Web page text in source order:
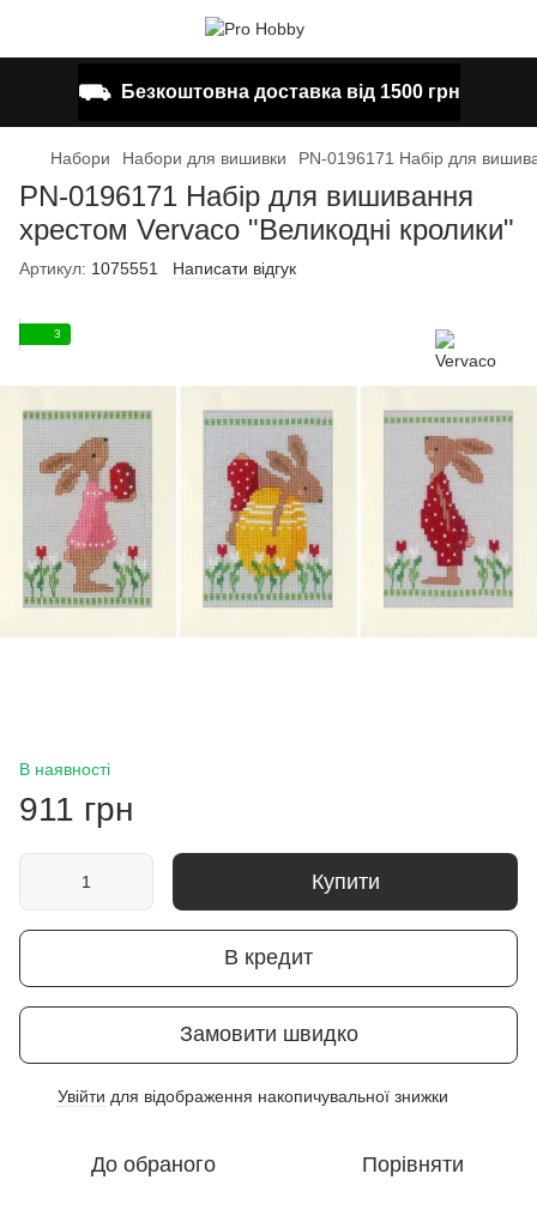
⛟ Безкоштовна доставка від 1500 грн
Набори Набори для вишивки PN-0196171 Набір для
PN-0196171 Набір для вишивання
хрестом Vervaco "Великодні кролики"
Артикул: 1075551 Написати відгук
3
В наявності
911 грн
Купити
В кредит
Замовити швидко
Увійти для відображення накопичувальної знижки
До обраного Порівняти